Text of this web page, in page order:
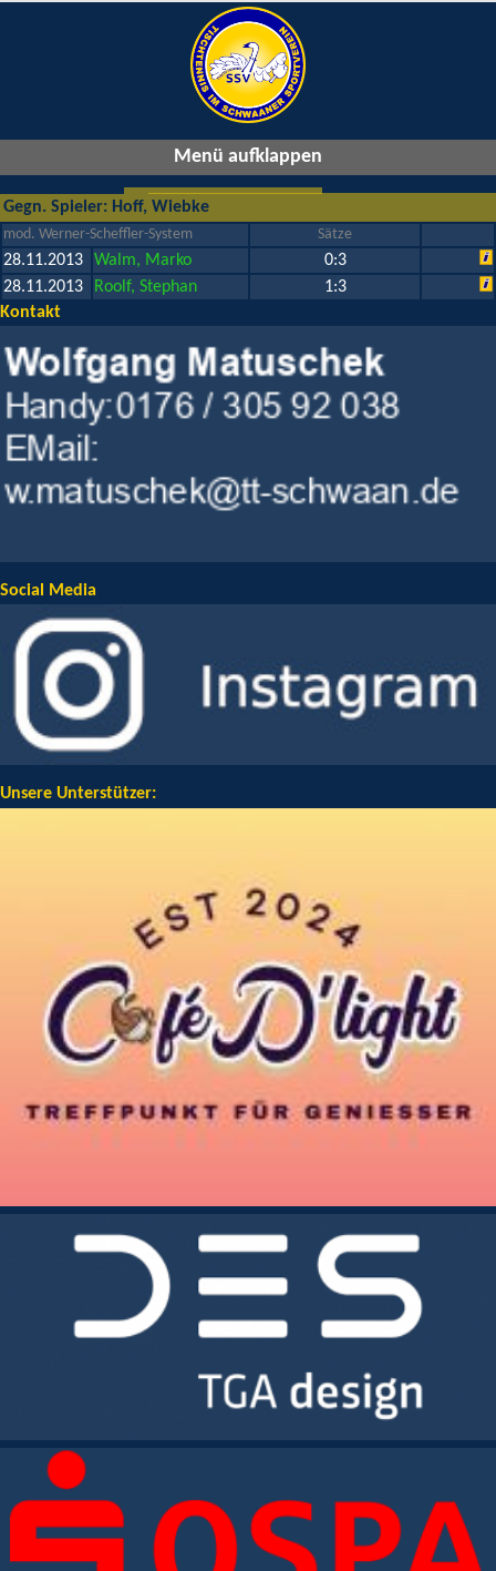
Menü aufklappen
Gegn. Spieler: Hoff, Wiebke
mod. Werner-Scheffler-System Sätze
28.11.2013 Walm, Marko
0:3
28.11.2013
Roolf, Stephan
1:3
Kontakt
Social Media
Unsere Unterstützer: